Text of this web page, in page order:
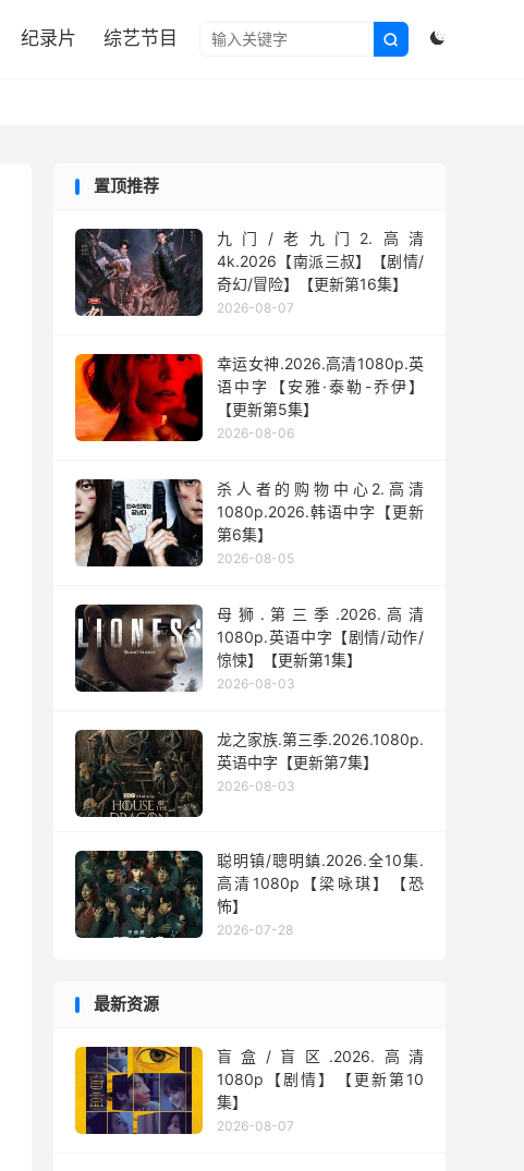


纪录片 综艺节目
置顶推荐
九门/老九门2.高清
4k.2026【南派三叔】【剧情/
奇幻/冒险】【更新第16集】
2026-08-07
幸运女神.2026.高清1080p.英
语中字【安雅·泰勒-乔伊】
【更新第5集】
2026-08-06
杀人者的购物中心2.高清
1080p.2026.韩语中字【更新
第6集】
2026-08-05
母狮.第三季.2026.高清
1080p.英语中字【剧情/动作/
惊悚】【更新第1集】
2026-08-03
龙之家族.第三季.2026.1080p.
英语中字【更新第7集】
2026-08-03
聪明镇/聰明鎮.2026.全10集.
高清1080p【梁咏琪】【恐
怖】
2026-07-28
最新资源
盲盒/盲区.2026.高清
1080p【剧情】【更新第10
集】
2026-08-07